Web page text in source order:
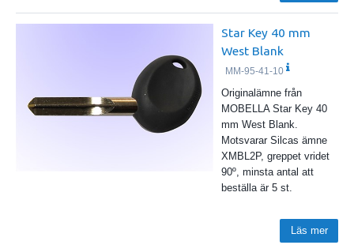
Star Key 40 mm
West Blank
MM-95-41-10
Originalämne från
MOBELLA Star Key 40
mm West Blank.
Motsvarar Silcas ämne
XMBL2P, greppet vridet
90º, minsta antal att
beställa är 5 st.
Läs mer